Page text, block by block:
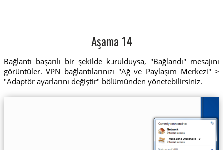
Aşama 14
Bağlantı başarılı bir şekilde kurulduysa, "Bağlandı" mesajını
görüntüler. VPN bağlantılarınızı "Ağ ve Paylaşım Merkezi" >
"Adaptör ayarlarını değiştir" bölümünden yönetebilirsiniz.
Trust.Zone-Australia-TV